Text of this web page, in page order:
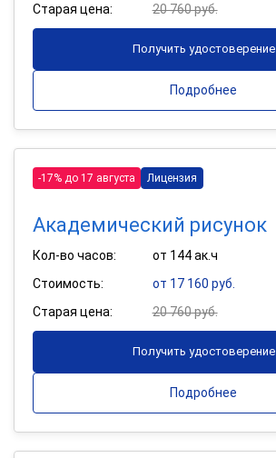
Старая цена:
20 760 руб.
Получить удостоверение
Подробнее
-17% до 17 августа Лицензия
Академический рисунок
Кол-во часов:
от 144 ак.ч
Стоимость:
от 17 160 руб.
Старая цена:
20 760 руб.
Получить удостоверение
Подробнее